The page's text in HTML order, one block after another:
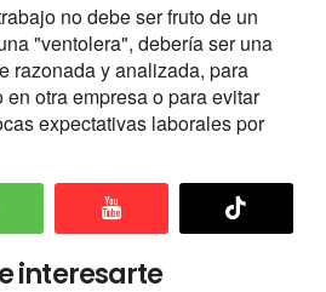
no debe ser fruto de un
"ventolera", debería ser una
razonada y analizada, para
otra empresa o para evitar
expectativas laborales por
interesarte